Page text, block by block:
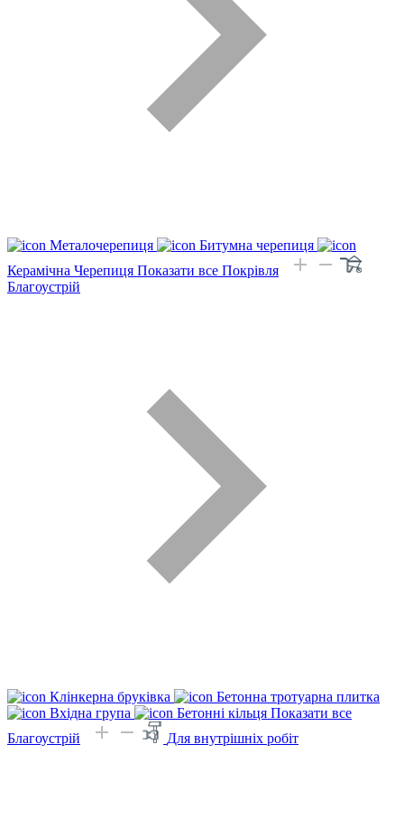
Металочерепиця
Битумна черепиця
Керамічна Черепиця Показати все Покрівля
Благоустрій
Клінкерна бруківка
Бетонна тротуарна плитка
Вхідна група
Бетонні кільця Показати все
Благоустрій
Для внутрішніх робіт